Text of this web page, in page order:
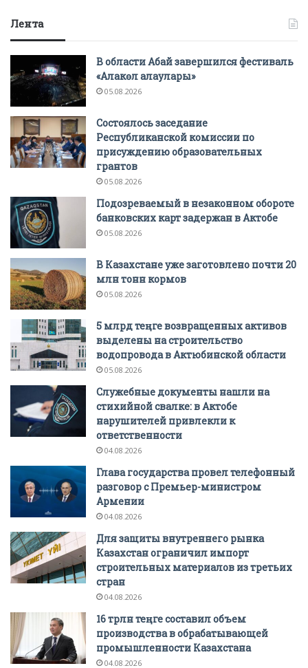
Лента
В области Абай завершился фестиваль
«Алакөл алаулары»
05.08.2026
Состоялось заседание
Республиканской комиссии по
присуждению образовательных
грантов
05.08.2026
Подозреваемый в незаконном обороте
банковских карт задержан в Актобе
05.08.2026
В Казахстане уже заготовлено почти 20
млн тонн кормов
05.08.2026
5 млрд теңге возвращенных активов
выделены на строительство
водопровода в Актюбинской области
05.08.2026
Служебные документы нашли на
стихийной свалке: в Актобе
нарушителей привлекли к
ответственности
04.08.2026
Глава государства провел телефонный
разговор с Премьер-министром
Армении
04.08.2026
Для защиты внутреннего рынка
Казахстан ограничил импорт
строительных материалов из третьих
стран
04.08.2026
16 трлн теңге составил объем
производства в обрабатывающей
промышленности Казахстана
04.08.2026